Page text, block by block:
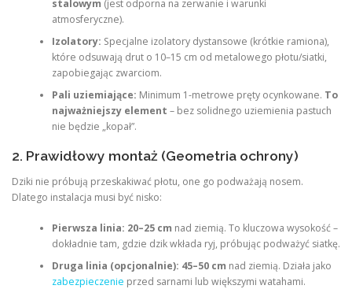
stalowym (jest odporna na zerwanie i warunki
atmosferyczne).
Izolatory: Specjalne izolatory dystansowe (krótkie ramiona),
które odsuwają drut o 10–15 cm od metalowego płotu/siatki,
zapobiegając zwarciom.
Pali uziemiające: Minimum 1-metrowe pręty ocynkowane. To
najważniejszy element – bez solidnego uziemienia pastuch
nie będzie „kopał”.
2. Prawidłowy montaż (Geometria ochrony)
Dziki nie próbują przeskakiwać płotu, one go podważają nosem.
Dlatego instalacja musi być nisko:
Pierwsza linia: 20–25 cm nad ziemią. To kluczowa wysokość –
dokładnie tam, gdzie dzik wkłada ryj, próbując podważyć siatkę.
Druga linia (opcjonalnie): 45–50 cm nad ziemią. Działa jako
zabezpieczenie przed sarnami lub większymi watahami.